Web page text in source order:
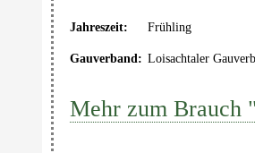
Jahreszeit: Frühling
Gauverband: Loisachtaler
Mehr zum